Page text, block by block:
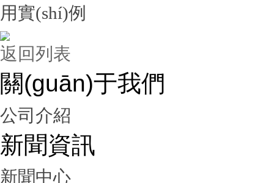
用實(shí)例
返回列表
關(guān)于我們
公司介紹
新聞資訊
新聞中心